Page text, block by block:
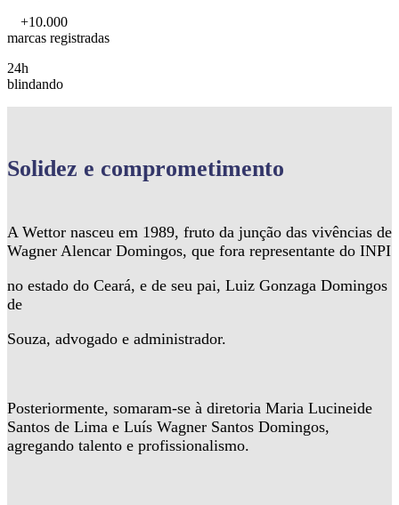
+10.000
marcas registradas
24h
blindando
Solidez e comprometimento
A Wettor nasceu em 1989, fruto da junção das vivências de
Wagner Alencar Domingos, que fora representante do INPI
no estado do Ceará, e de seu pai, Luiz Gonzaga Domingos
de
Souza, advogado e administrador.
Posteriormente, somaram-se à diretoria Maria Lucineide
Santos de Lima e Luís Wagner Santos Domingos,
agregando talento e profissionalismo.